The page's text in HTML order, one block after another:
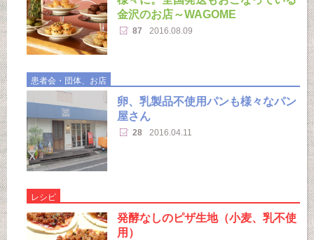
金沢のお店～WAGOME
87 2016.08.09
患者会・団体、お店
卵、乳製品不使用パンも様々なパン
屋さん
28 2016.04.11
レシピ
発酵なしのピザ生地（小麦、乳不使
用）